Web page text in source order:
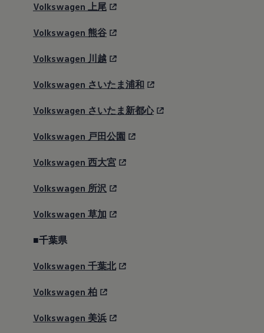
Volkswagen 上尾
Volkswagen 熊谷
Volkswagen 川越
Volkswagen さいたま浦和
Volkswagen さいたま新都心
Volkswagen 戸田公園
Volkswagen 西大宮
Volkswagen 所沢
Volkswagen 草加
■千葉県
Volkswagen 千葉北
Volkswagen 柏
Volkswagen 美浜